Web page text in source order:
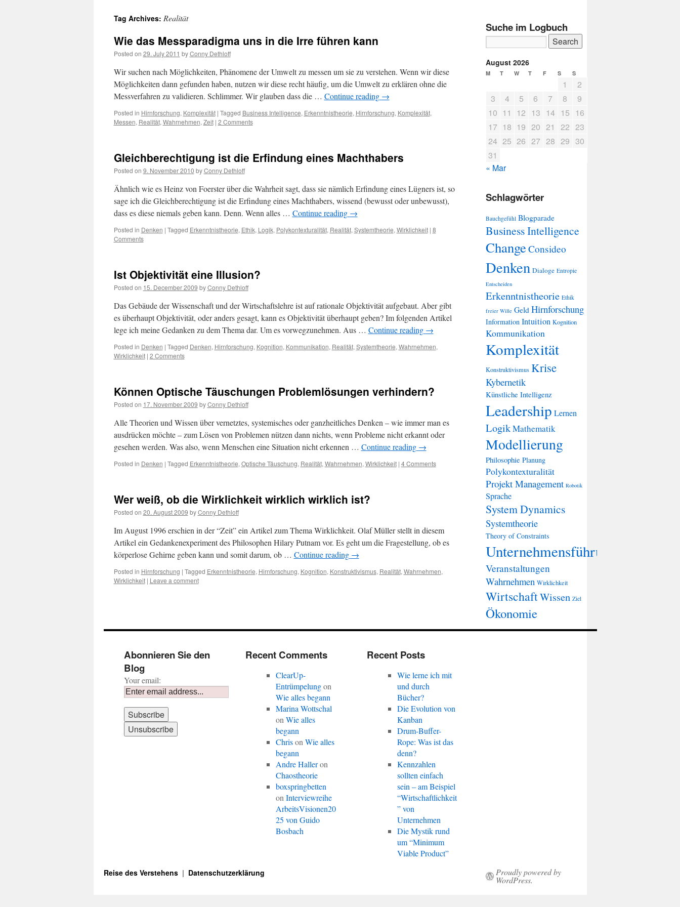
Tag Archives: Realität
Wie das Messparadigma uns in die Irre führen kann
Posted on 29. July 2011 by Conny Dethloff
Wir suchen nach Möglichkeiten, Phänomene der Umwelt zu messen um sie zu verstehen. Wenn wir diese
Möglichkeiten dann gefunden haben, nutzen wir diese recht häufig, um die Umwelt zu erklären ohne die
Messverfahren zu validieren. Schlimmer. Wir glauben dass die … Continue reading →
Posted in Hirnforschung, Komplexität | Tagged Business Intelligence, Erkenntnistheorie, Hirnforschung, Komplexität,
Messen, Realität, Wahrnehmen, Zeit | 2 Comments
Gleichberechtigung ist die Erfindung eines Machthabers
Posted on 9. November 2010 by Conny Dethloff
Ähnlich wie es Heinz von Foerster über die Wahrheit sagt, dass sie nämlich Erfindung eines Lügners ist, so
sage ich die Gleichberechtigung ist die Erfindung eines Machthabers, wissend (bewusst oder unbewusst),
dass es diese niemals geben kann. Denn. Wenn alles … Continue reading →
Posted in Denken | Tagged Erkenntnistheorie, Ethik, Logik, Polykontexturalität, Realität, Systemtheorie, Wirklichkeit | 8
Comments
Ist Objektivität eine Illusion?
Posted on 15. December 2009 by Conny Dethloff
Das Gebäude der Wissenschaft und der Wirtschaftslehre ist auf rationale Objektivität aufgebaut. Aber gibt
es überhaupt Objektivität, oder anders gesagt, kann es Objektivität überhaupt geben? Im folgenden Artikel
lege ich meine Gedanken zu dem Thema dar. Um es vorwegzunehmen. Aus … Continue reading →
Posted in Denken | Tagged Denken, Hirnforschung, Kognition, Kommunikation, Realität, Systemtheorie, Wahrnehmen,
Wirklichkeit | 2 Comments
Können Optische Täuschungen Problemlösungen verhindern?
Posted on 17. November 2009 by Conny Dethloff
Alle Theorien und Wissen über vernetztes, systemisches oder ganzheitliches Denken – wie immer man es
ausdrücken möchte – zum Lösen von Problemen nützen dann nichts, wenn Probleme nicht erkannt oder
gesehen werden. Was also, wenn Menschen eine Situation nicht erkennen … Continue reading →
Posted in Denken | Tagged Erkenntnistheorie, Optische Täuschung, Realität, Wahrnehmen, Wirklichkeit | 4 Comments
Wer weiß, ob die Wirklichkeit wirklich wirklich ist?
Posted on 20. August 2009 by Conny Dethloff
Im August 1996 erschien in der “Zeit” ein Artikel zum Thema Wirklichkeit. Olaf Müller stellt in diesem
Artikel ein Gedankenexperiment des Philosophen Hilary Putnam vor. Es geht um die Fragestellung, ob es
körperlose Gehirne geben kann und somit darum, ob … Continue reading →
Posted in Hirnforschung | Tagged Erkenntnistheorie, Hirnforschung, Kognition, Konstruktivismus, Realität, Wahrnehmen,
Wirklichkeit | Leave a comment
Suche im Logbuch
August 2026
M T W T F S S
1
2
3
4 5 6 7 8
9
10 11 12 13 14 15 16
17 18 19 20 21 22 23
24 25 26 27 28 29 30
31
« Mar
Schlagwörter
Bauchgefühl Blogparade
Business Intelligence
Change Consideo
Denken Dialoge Entropie
Entscheiden
Erkenntnistheorie Ethik
freier Wille Geld Hirnforschung
Information Intuition Kognition
Kommunikation
Komplexität
Konstruktivismus Krise
Kybernetik
Künstliche Intelligenz
Leadership Lernen
LogikMathematik
Modellierung
Philosophie Planung
Polykontexturalität
Projekt Management Robotik
Sprache
System Dynamics
Systemtheorie
Theory of Constraints
Unternehmensführung
Veranstaltungen
Wahrnehmen Wirklichkeit
WirtschaftWissen Ziel
Ökonomie
Abonnieren Sie den
Blog
Your email:
Recent Comments
ClearUp-
Entrümpelungon
Wie alles begann
Marina Wottschal
onWie alles
begann
ChrisonWie alles
begann
Andre Halleron
Chaostheorie
boxspringbetten
onInterviewreihe
ArbeitsVisionen20
25 von Guido
Bosbach
Recent Posts
Wie lerne ich mit
und durch
Bücher?
Die Evolution von
Kanban
Drum-Buffer-
Rope: Was ist das
denn?
Kennzahlen
sollten einfach
sein – am Beispiel
“Wirtschaftlichkeit
” von
Unternehmen
Die Mystik rund
um “Minimum
Viable Product”
Reise des Verstehens Datenschutzerklärung Proudly powered by
WordPress.